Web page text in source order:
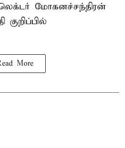
மோகனச்சந்திரன்
More